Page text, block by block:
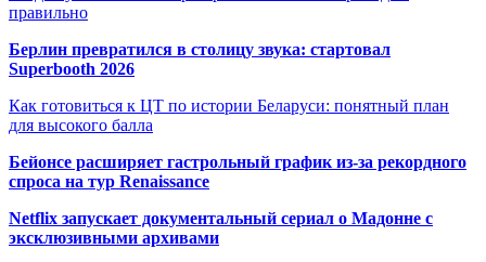
правильно
Берлин превратился в столицу звука: стартовал
Superbooth 2026
Как готовиться к ЦТ по истории Беларуси: понятный план
для высокого балла
Бейонсе расширяет гастрольный график из-за рекордного
спроса на тур Renaissance
Netflix запускает документальный сериал о Мадонне с
эксклюзивными архивами